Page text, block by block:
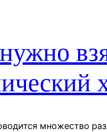
множество